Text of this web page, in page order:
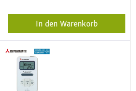
In den Warenkorb